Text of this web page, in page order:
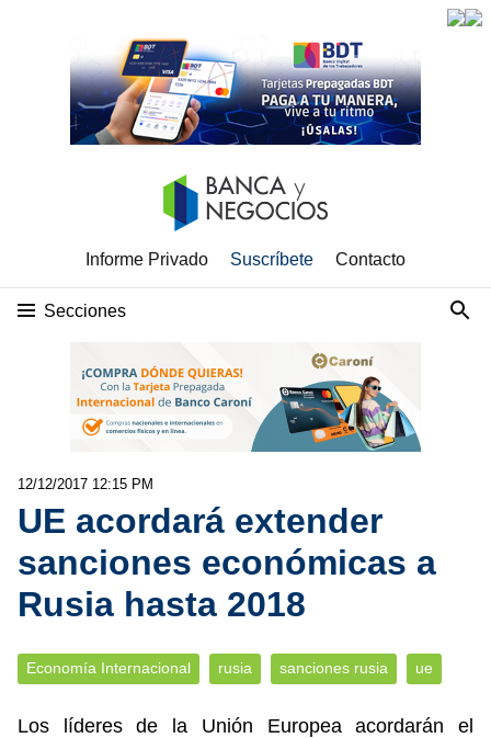
Informe Privado Suscríbete Contacto
Secciones
12/12/2017 12:15 PM
UE acordará extender
sanciones económicas a
Rusia hasta 2018
Economía Internacional rusia sanciones rusia ue
Los líderes de la Unión Europea acordarán el